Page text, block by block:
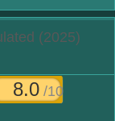
(2025)
8.0 /10